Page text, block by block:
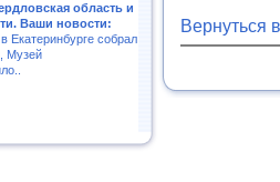
область и
Ваши новости:
Екатеринбурге собрал
Музей
Вернуться